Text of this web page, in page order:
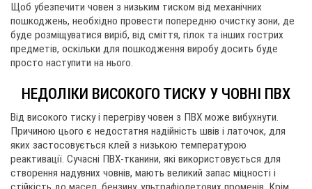
Щоб убезпечити човен з низьким тиском від механічних
пошкоджень, необхідно провести попередню очистку зони, де
буде розміщуватися виріб, від сміття, гілок та інших гострих
предметів, оскільки для пошкодження виробу досить буде
просто наступити на нього.
НЕДОЛІКИ ВИСОКОГО ТИСКУ У ЧОВНІ ПВХ
Від високого тиску і перегріву човен з ПВХ може вибухнути.
Причиною цього є недостатня надійність швів і латочок, для
яких застосовується клей з низькою температурою
реактивації. Сучасні ПВХ-тканини, які використовується для
створення надувних човнів, мають великий запас міцності і